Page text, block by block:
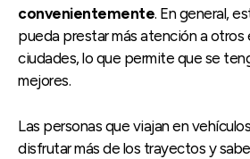
convenientemente. En general,
pueda prestar más atención a otros
ciudades, lo que permite que se
mejores.
Las personas que viajan en
disfrutar más de los trayectos y